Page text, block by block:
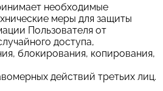
необходимые
меры для защиты
Пользователя от
доступа,
блокирования, копирования,
действий третьих лиц.